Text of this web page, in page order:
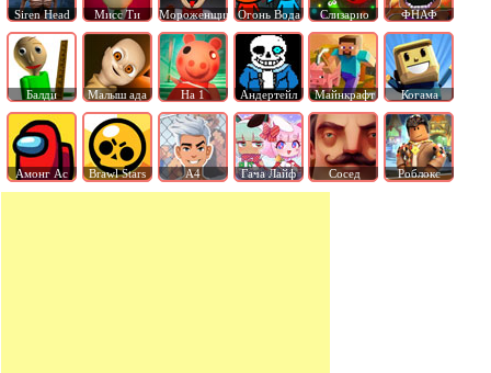
Siren Head Мисс Ти Мороженщик Огонь Вода Слизарио ФНАФ
Балди Малыш ада На 1 Андертейл Майнкрафт Когама
Амонг Ас Brawl Stars А4 Гача Лайф Сосед Роблокс